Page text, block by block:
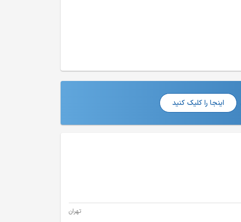
اینجا را کلیک کنید
تهران